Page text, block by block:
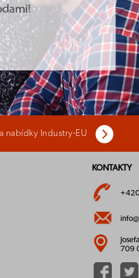
nabídky Industry-EU
KONTAKTY
709